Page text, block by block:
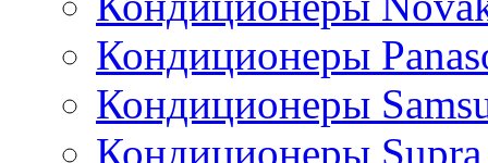
Кондиционеры
Кондиционеры
Кондиционеры Supra